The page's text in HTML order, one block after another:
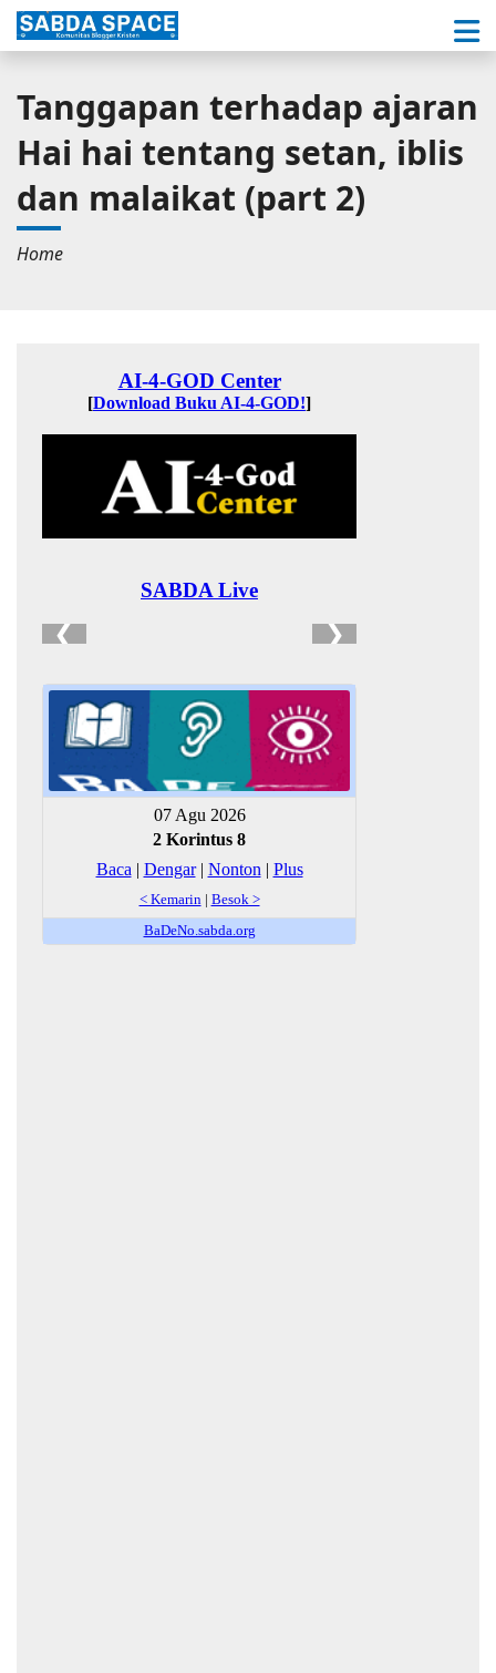
Tanggapan terhadap ajaran
Hai hai tentang setan, iblis
dan malaikat (part 2)
Home